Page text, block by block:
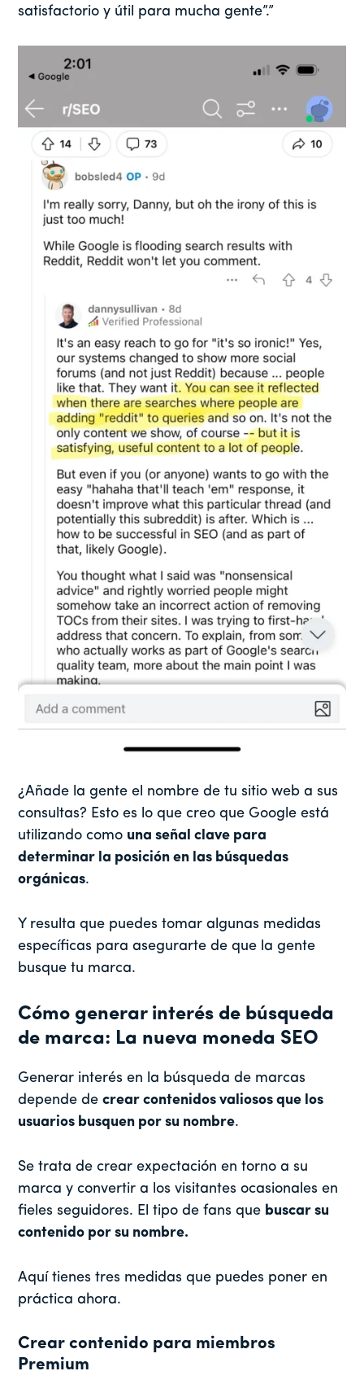
satisfactorio y útil para mucha gente”.”
¿Añade la gente el nombre de tu sitio web a sus
consultas? Esto es lo que creo que Google está
utilizando como una señal clave para
determinar la posición en las búsquedas
orgánicas.
Y resulta que puedes tomar algunas medidas
específicas para asegurarte de que la gente
busque tu marca.
Cómo generar interés de búsqueda
de marca: La nueva moneda SEO
Generar interés en la búsqueda de marcas
depende decrear contenidos valiosos que los
usuarios busquen por su nombre.
Se trata de crear expectación en torno a su
marca y convertir a los visitantes ocasionales en
fieles seguidores. El tipo de fans que buscar su
contenido por su nombre.
Aquí tienes tres medidas que puedes poner en
práctica ahora.
Crear contenido para miembros
Premium